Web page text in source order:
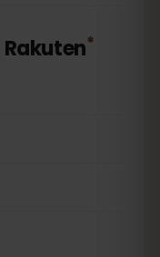
Rakuten*